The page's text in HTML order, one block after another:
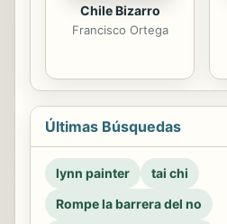
Chile Bizarro
Francisco Ortega
Últimas Búsquedas
lynn painter
tai chi
Rompe la barrera del no